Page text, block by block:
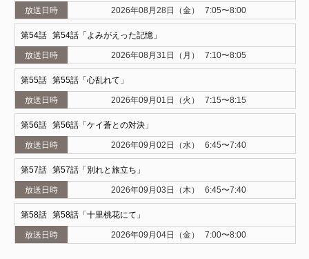
2026年08月28日（金） 7:05〜8:00
54 第54話「よみがえった記憶」
2026年08月31日（月） 7:10〜8:05
55 第55話「心乱れて」
2026年09月01日（火） 7:15〜8:15
56 第56話「ケイ蒼との対決」
2026年09月02日（水） 6:45〜7:40
57 第57話「別れと旅立ち」
2026年09月03日（木） 6:45〜7:40
58 第58話「十里桃花にて」
2026年09月04日（金） 7:00〜8:00